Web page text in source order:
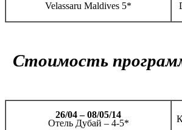
Velassaru Maldives 5*
Стоимость
26/04 – 08/05/14
Отель Дубай – 4-5*